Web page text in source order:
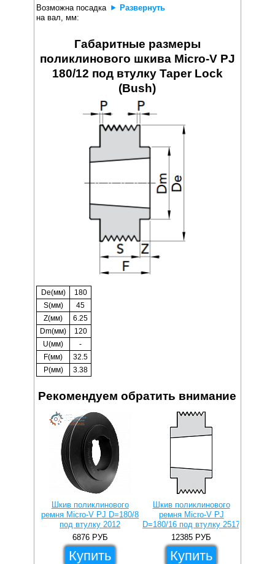
Возможна посадка
на вал, мм:
Развернуть
Габаритные размеры
поликлинового шкива Micro-V PJ
180/12 под втулку Taper Lock
(Bush)
De(мм)
180
S(мм)
45
Z(мм)
6.25
Dm(мм)
120
U(мм)
-
F(мм)
32.5
P(мм)
3.38
Рекомендуем обратить внимание
Шкив поликлинового
ремня Micro-V PJ D=180/8
под втулку 2012
6876 РУБ
Купить
Шкив поликлинового
ремня Micro-V PJ
D=180/16 под втулку 2517
12385 РУБ
Купить